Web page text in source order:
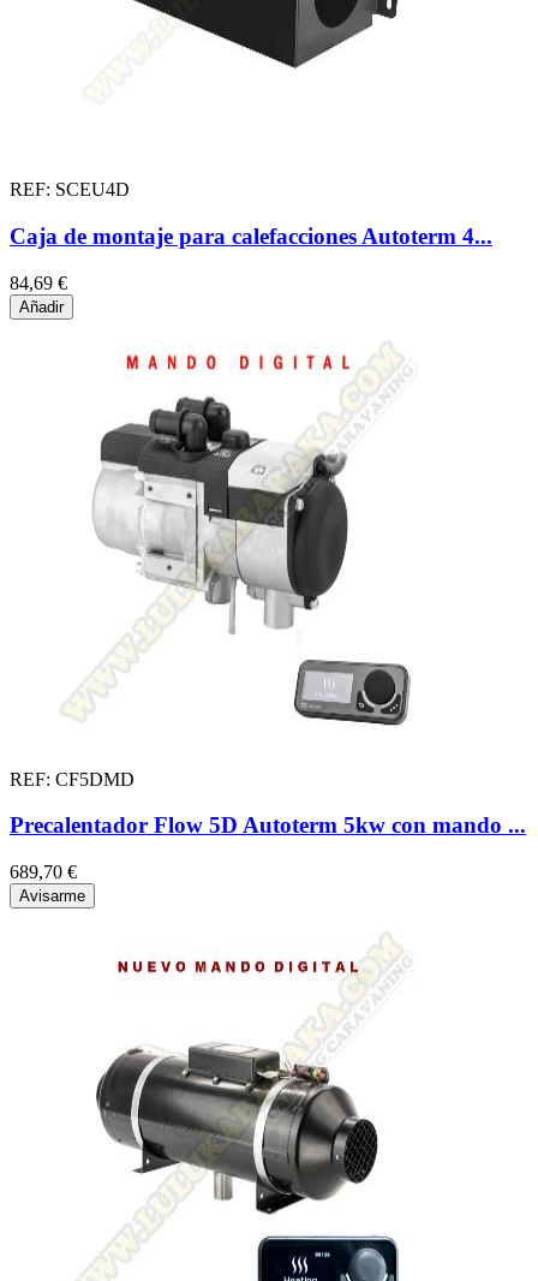
REF: SCEU4D
Caja de montaje para calefacciones Autoterm 4...
84,69 €
Añadir
REF: CF5DMD
Precalentador Flow 5D Autoterm 5kw con mando ...
689,70 €
Avisarme